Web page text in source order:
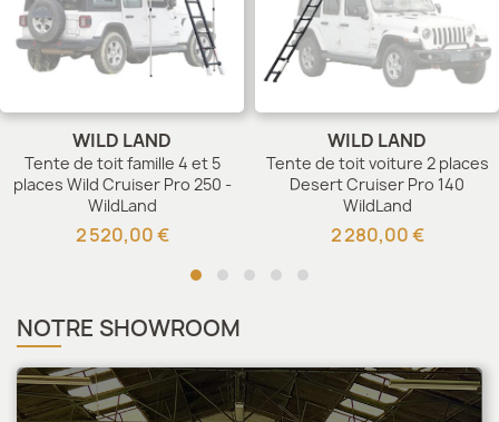
WILD LAND
Tente de toit famille 4 et 5
places Wild Cruiser Pro 250 -
WildLand
2 520,00 €
WILD LAND
Tente de toit voiture 2 places
Desert Cruiser Pro 140
WildLand
2 280,00 €
NOTRE SHOWROOM